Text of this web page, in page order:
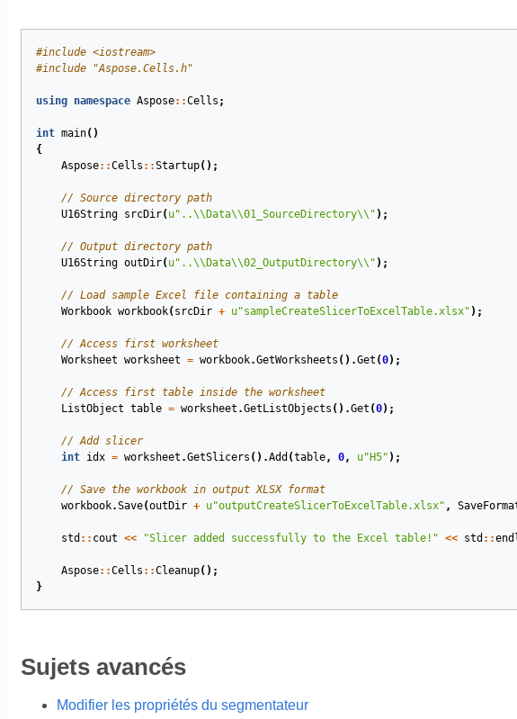
#include <iostream>
#include "Aspose.Cells.h"
using namespace Aspose::Cells ;
int main()
{
Aspose::Cells ::Startup();
// Source directory path
U16String
srcDir(u"..\\Data\\01_SourceDirectory\\ " ) ;
// Output directory path
U16String outDir(u"..\\Data\\02_OutputDirectory\\ " ) ;
// Load sample Excel file containing a table
Workbook workbook(srcDir + u"sampleCreateSlicerToExcelTable.xlsx" ) ;
// Access first worksheet
Worksheet worksheet = workbook.GetWorksheets ().Get (0);
// Access first table inside the worksheet
ListObject table = worksheet .GetListObjects ().Get (0);
// Add slicer
int
idx = worksheet .GetSlicers ().Add (table, 0, u"H5" );
// Save the workbook in output XLSX format
workbook.Save(outDir + u"outputCreateSlicerToExcelTable.xlsx" ,
std :: cout << "Slicer added successfully to the Excel table!" << std ::
Aspose::Cells ::Cleanup();
}
Sujets avancés
Modifier les propriétés du segmentateur